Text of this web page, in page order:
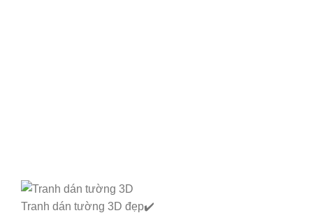
Tranh dán tường 3D đẹp✔️